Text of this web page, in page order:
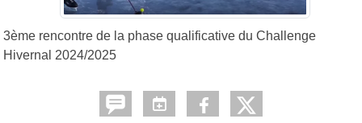
3ème rencontre de la phase qualificative du Challenge
Hivernal 2024/2025